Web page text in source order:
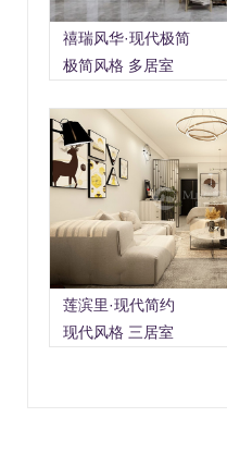
禧瑞风华·现代极简
极简风格 多居室
莲滨里·现代简约
现代风格 三居室